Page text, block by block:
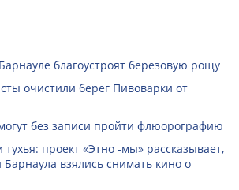
благоустроят березовую рощу
очистили берег Пивоварки от
без записи пройти флюорографию
проект «Этно -мы» рассказывает,
взялись снимать кино о